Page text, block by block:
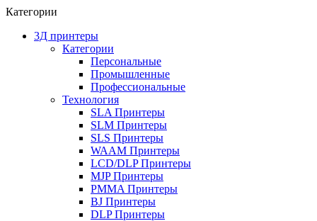
Категории
3Д принтеры
Категории
Персональные
Промышленные
Профессиональные
Технология
SLA Принтеры
SLM Принтеры
SLS Принтеры
WAAM Принтеры
LCD/DLP Принтеры
MJP Принтеры
PMMA Принтеры
BJ Принтеры
DLP Принтеры